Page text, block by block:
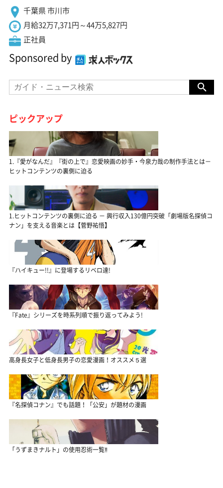
千葉県 市川市
月給32万7,371円～44万5,827円
正社員
Sponsored by
ピックアップ
1.『愛がなんだ』『街の上で』恋愛映画の妙手・今泉力哉の制作手法とは－
ヒットコンテンツの裏側に迫る
1.ヒットコンテンツの裏側に迫る － 興行収入130億円突破「劇場版名探偵コ
ナン」を支える音楽とは【菅野祐悟】
『ハイキュー!!』に登場するリベロ達!
『Fate』シリーズを時系列順で振り返ってみよう!
高身長女子と低身長男子の恋愛漫画！オススメ５選
『名探偵コナン』でも話題！「公安」が題材の漫画
「うずまきナルト」の使用忍術一覧‼